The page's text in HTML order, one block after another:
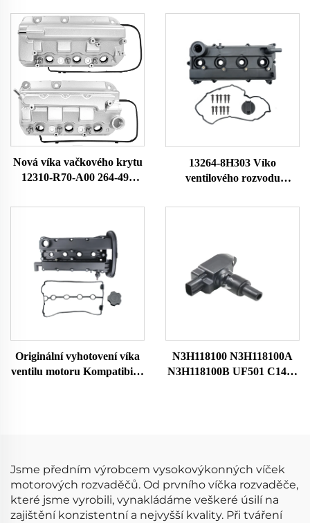
Nová víka vačkového krytu
12310-R70-A00 264-491
A10 pro motor 2008-2017
13264-8H303 Víko
ventilového rozvodu
hlava Rocker komora pro
Originální vyhotovení víka
ventilu motoru Kompatibilní
N3H118100 N3H118100A
N3H118100B UF501 C1459
Jsme předním výrobcem vysokovýkonných víček
motorových rozvaděčů. Od prvního víčka rozvaděče,
které jsme vyrobili, vynakládáme veškeré úsilí na
zajištění konzistentní a nejvyšší kvality. Při tváření